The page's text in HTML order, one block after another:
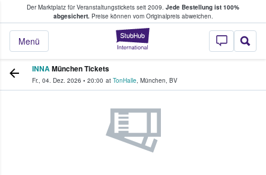
Der Marktplatz für Veranstaltungstickets seit 2009. Jede Bestellung ist 100%
abgesichert.Preise können vom Originalpreis abweichen.
StubHub - Wo
Menü
Tickets kaufen & verkaufen
INNAMünchen Tickets
Fr., 04. Dez. 2026 • 20:00 at TonHalle, München, BV